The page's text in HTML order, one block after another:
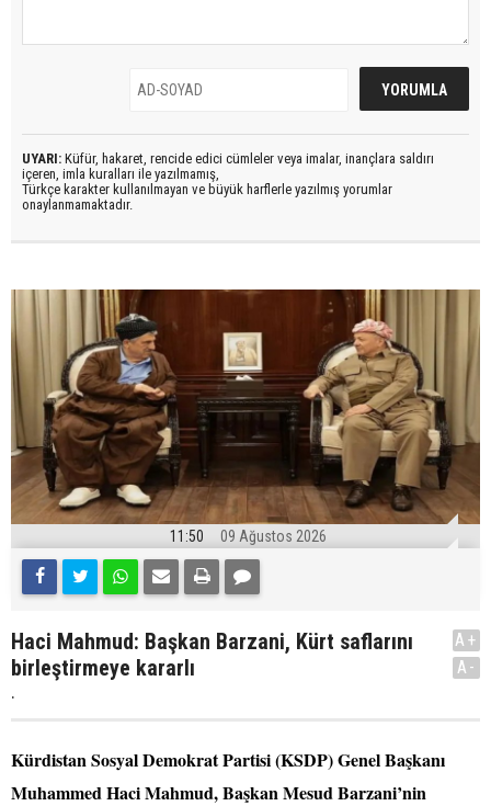
UYARI: Küfür, hakaret, rencide edici cümleler veya imalar, inançlara saldırı
içeren, imla kuralları ile yazılmamış,
Türkçe karakter kullanılmayan ve büyük harflerle yazılmış yorumlar
onaylanmamaktadır.
11:50 09 Ağustos 2026
Haci Mahmud: Başkan Barzani, Kürt saflarını
birleştirmeye kararlı
.
A+
A-
Kürdistan Sosyal Demokrat Partisi (KSDP) Genel Başkanı
Muhammed Haci Mahmud, Başkan Mesud Barzani’nin